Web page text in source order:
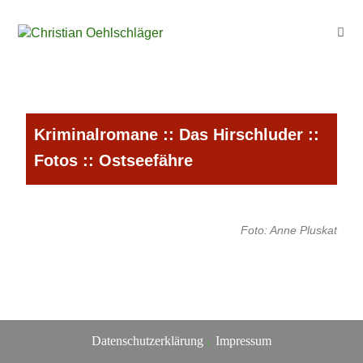
Kriminalromane :: Das Hirschluder ::
Fotos :: Ostseefähre
Foto: Anne Pluskat
Datenschutzerklärung Impressum